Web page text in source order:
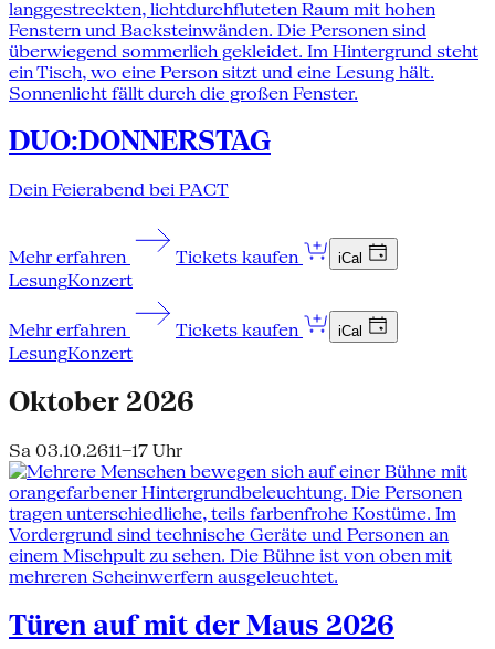
DUO:DONNERSTAG
Dein Feierabend bei PACT
Mehr erfahren Tickets kaufen iCal
LesungKonzert
Mehr erfahren Tickets kaufen iCal
LesungKonzert
Oktober 2026
Sa 03.10.2611–17 Uhr
Türen auf mit der Maus 2026